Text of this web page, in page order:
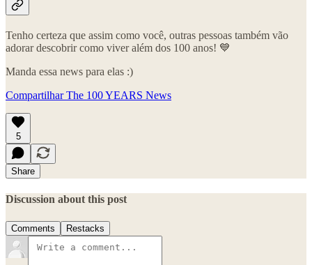
Tenho certeza que assim como você, outras pessoas também vão
adorar descobrir como viver além dos 100 anos! 💙
Manda essa news para elas :)
Compartilhar The 100 YEARS News
5
Share
Discussion about this post
Comments Restacks